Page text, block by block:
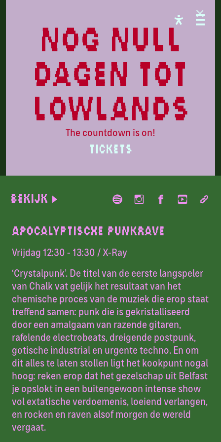
nog null
dagen tot
lowlands
The countdown is on!
TICKETS
Bekijk
APOCALYPTISCHE PUNKRAVE
Vrijdag 12:30 - 13:30 / X-Ray
‘Crystalpunk’. De titel van de eerste langspeler
van Chalk vat gelijk het resultaat van het
chemische proces van de muziek die erop staat
treffend samen: punk die is gekristalliseerd
door een amalgaam van razende gitaren,
rafelende electrobeats, dreigende postpunk,
gotische industrial en urgente techno. En om
dit alles te laten stollen ligt het kookpunt nogal
hoog: reken erop dat het gezelschap uit Belfast
je opslokt in een buitengewoon intense show
vol extatische verdoemenis, loeiend verlangen,
en rocken en raven alsof morgen de wereld
vergaat.